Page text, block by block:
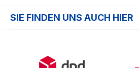
SIE FINDEN UNS AUCH HIER